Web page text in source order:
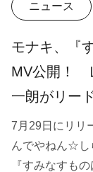
ニュース
モナキ、『
MV公開！
一朗がリー
7月29日にリリ
んでやねん☆し
『すみなすも